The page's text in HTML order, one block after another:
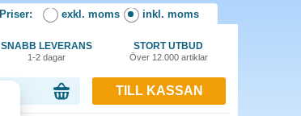
Priser: exkl. moms inkl. moms
SNABB LEVERANS
1-2 dagar
STORT UTBUD
Över 12.000 artiklar
TILL KASSAN